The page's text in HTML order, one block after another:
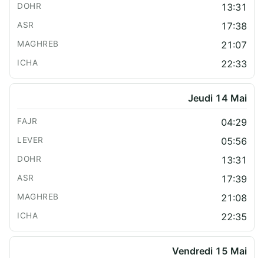
13:31
17:38
21:07
22:33
Jeudi 14 Mai
04:29
05:56
13:31
17:39
21:08
22:35
Vendredi 15 Mai